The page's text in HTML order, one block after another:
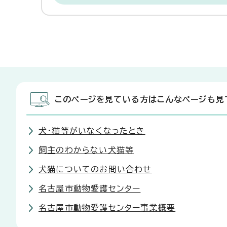
このページを見ている方はこんなページも見
犬・猫等がいなくなったとき
飼主のわからない犬猫等
犬猫についてのお問い合わせ
名古屋市動物愛護センター
名古屋市動物愛護センター事業概要